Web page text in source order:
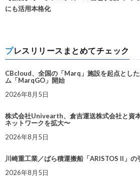
にも活用本格化
プレスリリースまとめてチェック
CBcloud、全国の「Marq」施設を起点とし
ム「MarqGO」開始
2026年8月5日
株式会社Univearth、倉吉運送株式会社と資
ネットワークを拡大〜
2026年8月5日
川崎重工業／ばら積運搬船「ARISTOS II」の
2026年8月5日